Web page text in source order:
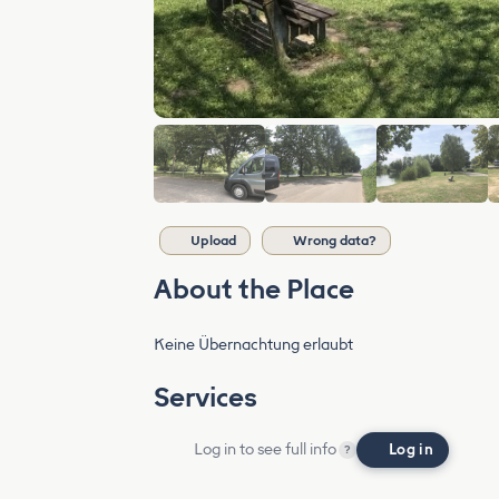
Upload Wrong data?
About the Place
Keine Übernachtung erlaubt
Services
Log in to see full info ? Log in